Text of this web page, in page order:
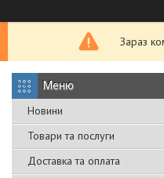
Зараз
Новини
Товари та послуги
Доставка та оплата